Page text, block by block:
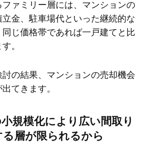
ァミリー層には、マンションの
金、駐車場代といった継続的な
じ価格帯であれば一戸建てと比
。
の結果、マンションの売却機会
てきます。
規模化により広い間取り
層が限られるから